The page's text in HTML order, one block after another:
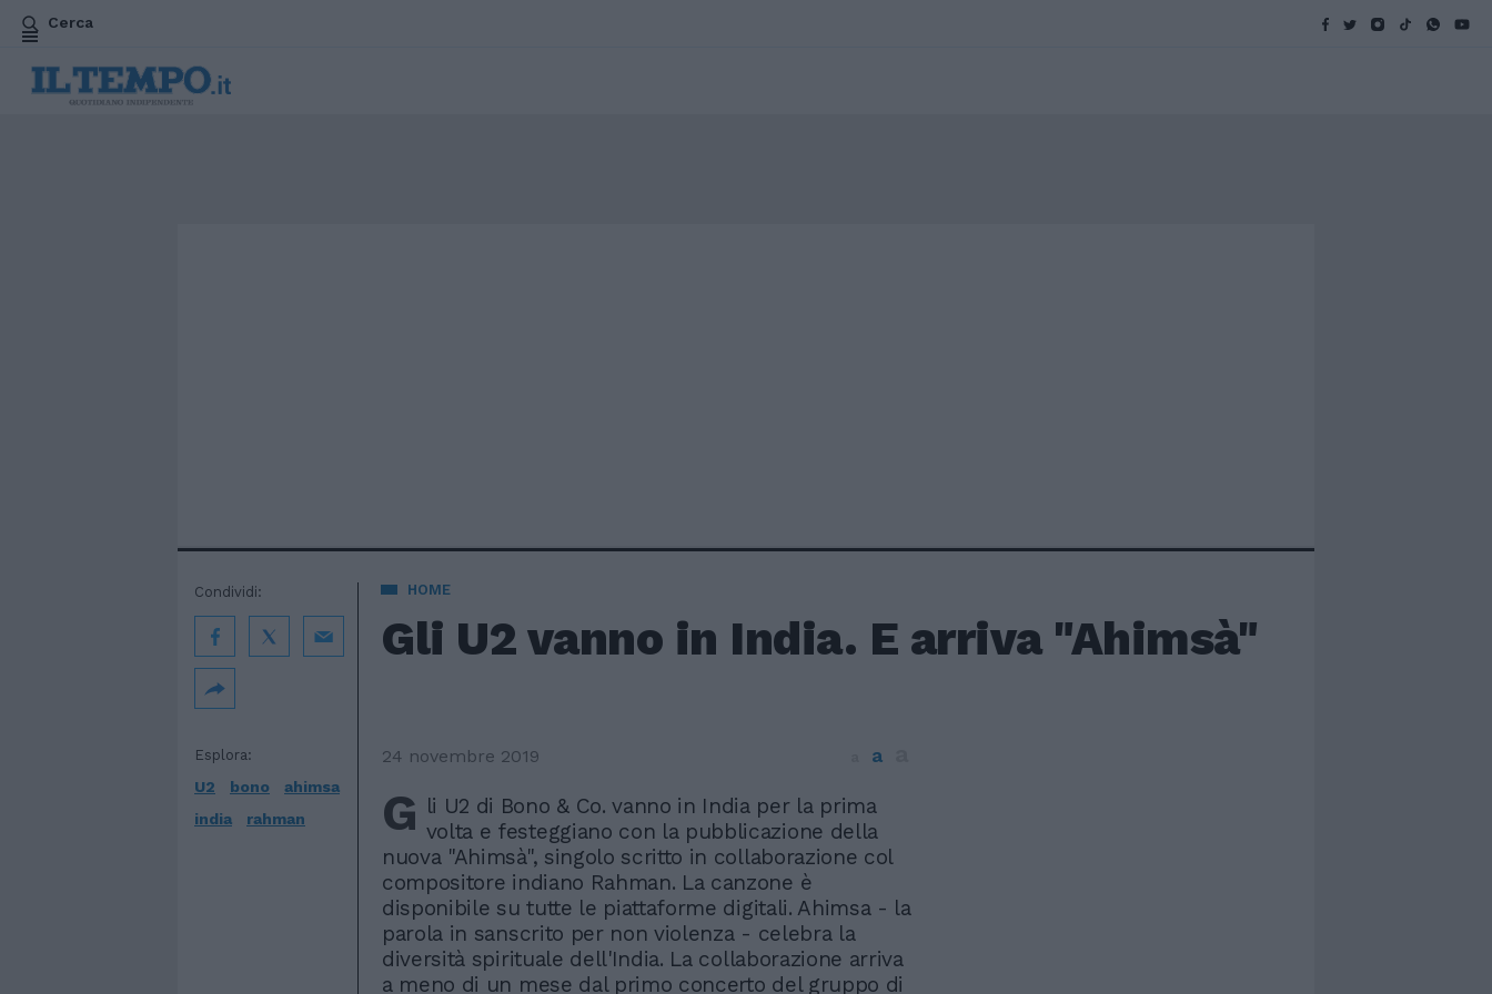
Cerca
HOME
Gli U2 vanno in India. E arriva "Ahimsà"
Esplora:
U2 bono
ahimsa
india
rahman
Condividi:
24 novembre 2019 a
G li U2 di Bono & Co. vanno in India per la prima
volta e festeggiano con la pubblicazione della
nuova "Ahimsà", singolo scritto in collaborazione col
compositore indiano Rahman. La canzone è
disponibile su tutte le piattaforme digitali. Ahimsa - la
parola in sanscrito per non violenza - celebra la
diversità spirituale dell'India. La collaborazione arriva
a meno di un mese dal primo concerto del gruppo di